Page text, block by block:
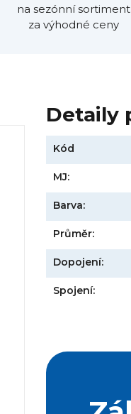
na sezónní sortiment
za výhodné ceny
Detaily
Kód
MJ:
Barva:
Průměr:
Dopojení:
Spojení: